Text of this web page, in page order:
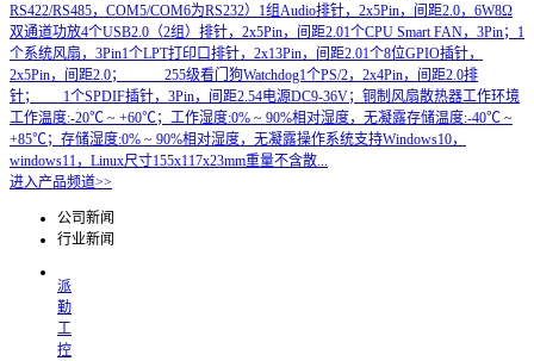
RS422/RS485，COM5/COM6为RS232）1组Audio排针，2x5Pin，间距2.0，6W8Ω
双通道功放4个USB2.0（2组）排针，2x5Pin，间距2.01个CPU Smart FAN，3Pin；1
个系统风扇，3Pin1个LPT打印口排针，2x13Pin，间距2.01个8位GPIO插针，
2x5Pin，间距2.0； 255级看门狗Watchdog1个PS/2，2x4Pin，间距2.0排
针； 1个SPDIF插针，3Pin，间距2.54电源DC9-36V；铜制风扇散热器工作环境
工作温度:-20℃ ~ +60℃；工作湿度:0% ~ 90%相对湿度，无凝露存储温度:-40℃ ~
+85℃；存储湿度:0% ~ 90%相对湿度，无凝露操作系统支持Windows10，
windows11，Linux尺寸155x117x23mm重量不含散...
进入产品频道>>
公司新闻
行业新闻
派
勤
工
控